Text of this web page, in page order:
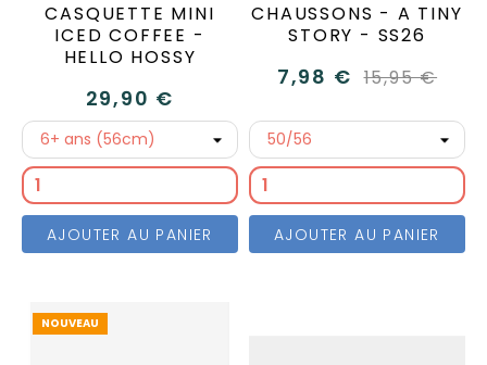
CASQUETTE MINI
ICED COFFEE -
HELLO HOSSY
29,90 €
AJOUTER AU PANIER
CHAUSSONS - A TINY
STORY - SS26
7,98 € 15,95 €
AJOUTER AU PANIER
NOUVEAU